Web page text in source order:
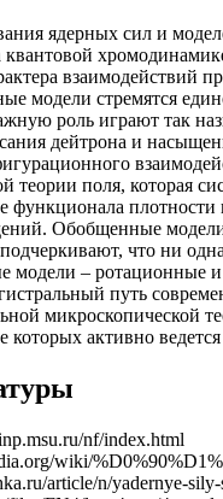
ядерных сил и
квантовой
взаимодействий
модели стремятся
роль играют так
дейтрона и
теории поля, которая
функционала
Обобщенные
что ни одна
модели – ротационные
путь
микроскопической
которых активно
nf/index.html
wiki/
article/n/yadernye-